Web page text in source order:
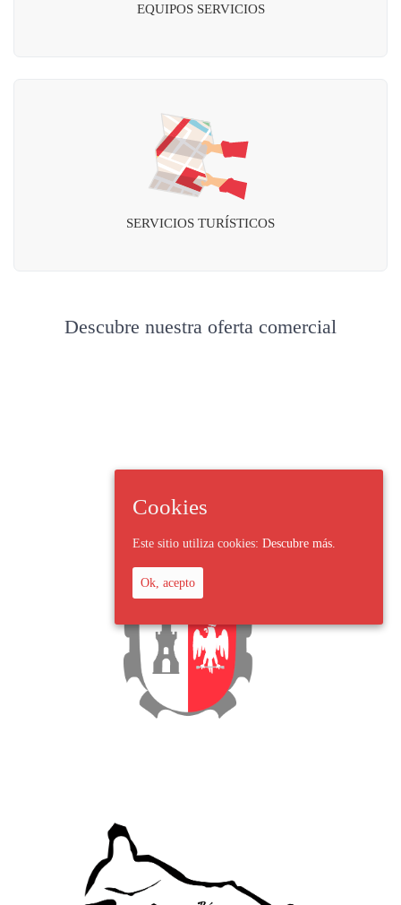
EQUIPOS SERVICIOS
SERVICIOS TURÍSTICOS
Descubre nuestra oferta comercial
Cookies
Este sitio utiliza cookies: Descubre más.
Ok, acepto